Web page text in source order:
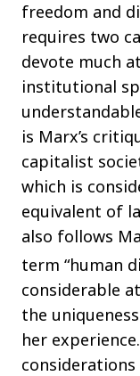
freedom and
requires two
devote much
institutional
is Marx’s
capitalist
which is
equivalent of
also follows
term “human
considerable
the
her